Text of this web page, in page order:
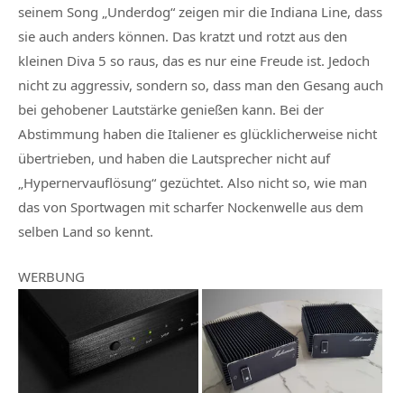
seinem Song „Underdog“ zeigen mir die Indiana Line, dass
sie auch anders können. Das kratzt und rotzt aus den
kleinen Diva 5 so raus, das es nur eine Freude ist. Jedoch
nicht zu aggressiv, sondern so, dass man den Gesang auch
bei gehobener Lautstärke genießen kann. Bei der
Abstimmung haben die Italiener es glücklicherweise nicht
übertrieben, und haben die Lautsprecher nicht auf
„Hypernervauflösung“ gezüchtet. Also nicht so, wie man
das von Sportwagen mit scharfer Nockenwelle aus dem
selben Land so kennt.
WERBUNG